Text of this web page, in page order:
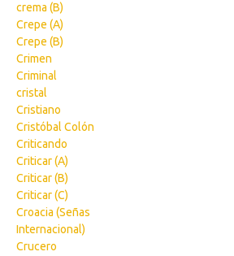
crema (B)
Crepe (A)
Crepe (B)
Crimen
Criminal
cristal
Cristiano
Cristóbal Colón
Criticando
Criticar (A)
Criticar (B)
Criticar (C)
Croacia (Señas
Internacional)
Crucero